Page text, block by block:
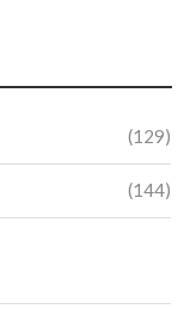
(129)
(144)